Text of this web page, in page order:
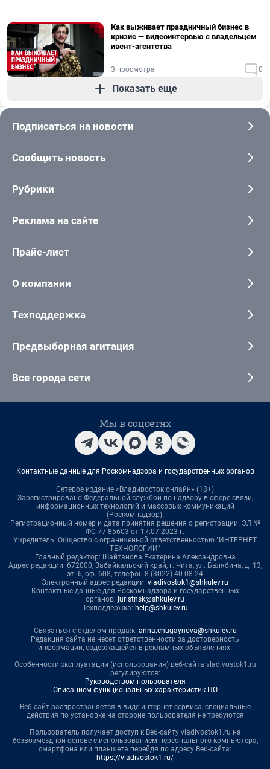
Как выживает праздничный бизнес в
кризис — видеоинтервью с владельцем
ивент-агентства
3 просмотра 0
Показать еще
Подписаться на новости
Сообщить новость
Рубрики
Реклама на сайте
Прайс-лист
О компании
Техподдержка
Предвыборная агитация
Все города сети
Мы в соцсетях
Контактные данные для Роскомнадзора и государственных органов
Сетевое издание «Владивосток онлайн» (18+)
Зарегистрировано Федеральной службой по надзору в сфере связи,
информационных технологий и массовых коммуникаций
(Роскомнадзор).
Регистрационный номер и дата принятия решения о регистрации: ЭЛ №
ФС 77-85603 от 17.07.2023 г.
Учредитель: Общество с ограниченной ответственностью "ИНТЕРНЕТ
ТЕХНОЛОГИИ"
Главный редактор: Шайтанова Екатерина Александровна
Адрес редакции: 672000, Забайкальский край, г. Чита, ул. Балябина, д. 13,
эт. 6, оф. 608, телефон 8 (3022) 40-08-24
Электронный адрес редакции: vladivostok1@shkulev.ru
Контактные данные для Роскомнадзора и государственных
органов: juristnsk@shkulev.ru
Техподдержка: help@shkulev.ru
Связаться с отделом продаж: anna.chugaynova@shkulev.ru
Редакция сайта не несет ответственности за достоверность
информации, содержащейся в рекламных объявлениях.
Особенности эксплуатации (использования) веб-сайта vladivostok1.ru
регулируются:
Руководством пользователя
Описанием функциональных характеристик ПО
Веб-сайт распространяется в виде интернет-сервиса, специальные
действия по установке на стороне пользователя не требуются
Пользователь получает доступ к Веб-сайту vladivostok1.ru на
безвозмездной основе с использованием персонального компьютера,
смартфона или планшета перейдя по адресу Веб-сайта:
https://vladivostok1.ru/